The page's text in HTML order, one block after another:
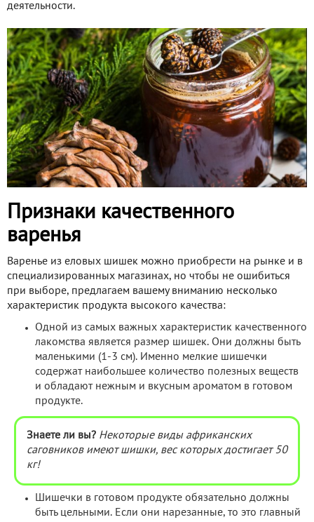
деятельности.
Признаки качественного
варенья
Варенье из еловых шишек можно приобрести на рынке и в
специализированных магазинах, но чтобы не ошибиться
при выборе, предлагаем вашему вниманию несколько
характеристик продукта высокого качества:
Одной из самых важных характеристик качественного
лакомства является размер шишек. Они должны быть
маленькими (1-3 см). Именно мелкие шишечки
содержат наибольшее количество полезных веществ
и обладают нежным и вкусным ароматом в готовом
продукте.
Знаете ли вы? Некоторые виды африканских
саговников имеют шишки, вес которых достигает 50
кг!
Шишечки в готовом продукте обязательно должны
быть цельными. Если они нарезанные, то это главный